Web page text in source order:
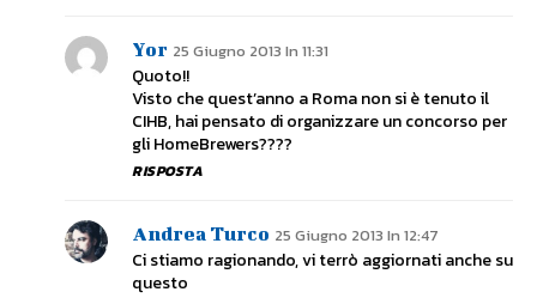
Yor 25 Giugno 2013 In 11:31
Quoto!!
Visto che quest’anno a Roma non si è tenuto il
CIHB, hai pensato di organizzare un concorso per
gli HomeBrewers????
RISPOSTA
Andrea Turco 25 Giugno 2013 In 12:47
Ci stiamo ragionando, vi terrò aggiornati anche su
questo